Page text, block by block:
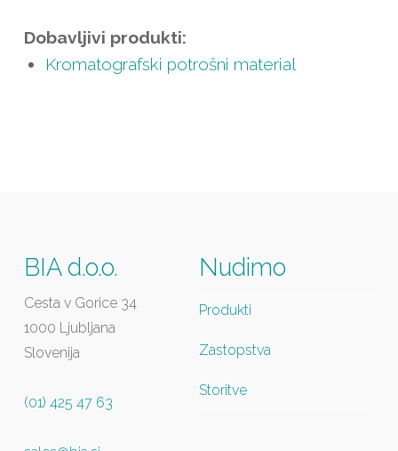
Dobavljivi produkti:
Kromatografski potrošni material
BIA d.o.o.
Cesta v Gorice 34
1000 Ljubljana
Slovenija
(01) 425 47 63
Nudimo
Produkti
Zastopstva
Storitve